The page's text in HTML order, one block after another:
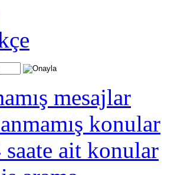
mesajlar
konular
saate ait konular